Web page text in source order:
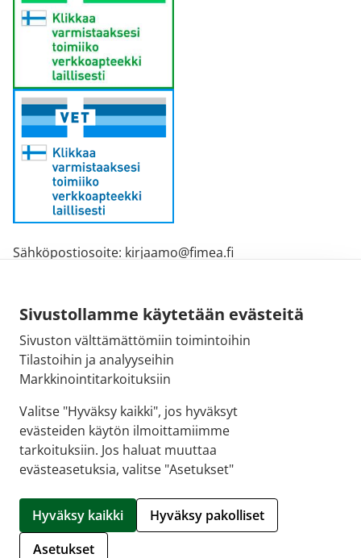
Sivustollamme käytetään evästeitä
Sivuston välttämättömiin toimintoihin
Tilastoihin ja analyyseihin
Markkinointitarkoituksiin
Valitse "Hyväksy kaikki", jos hyväksyt
evästeiden käytön ilmoittamiimme
tarkoituksiin. Jos haluat muuttaa
evästeasetuksia, valitse "Asetukset"
Hyväksy kaikki
Hyväksy pakolliset
Asetukset
Sähköpostiosoite: kirjaamo@fimea.fi
Hallitse evästeitä